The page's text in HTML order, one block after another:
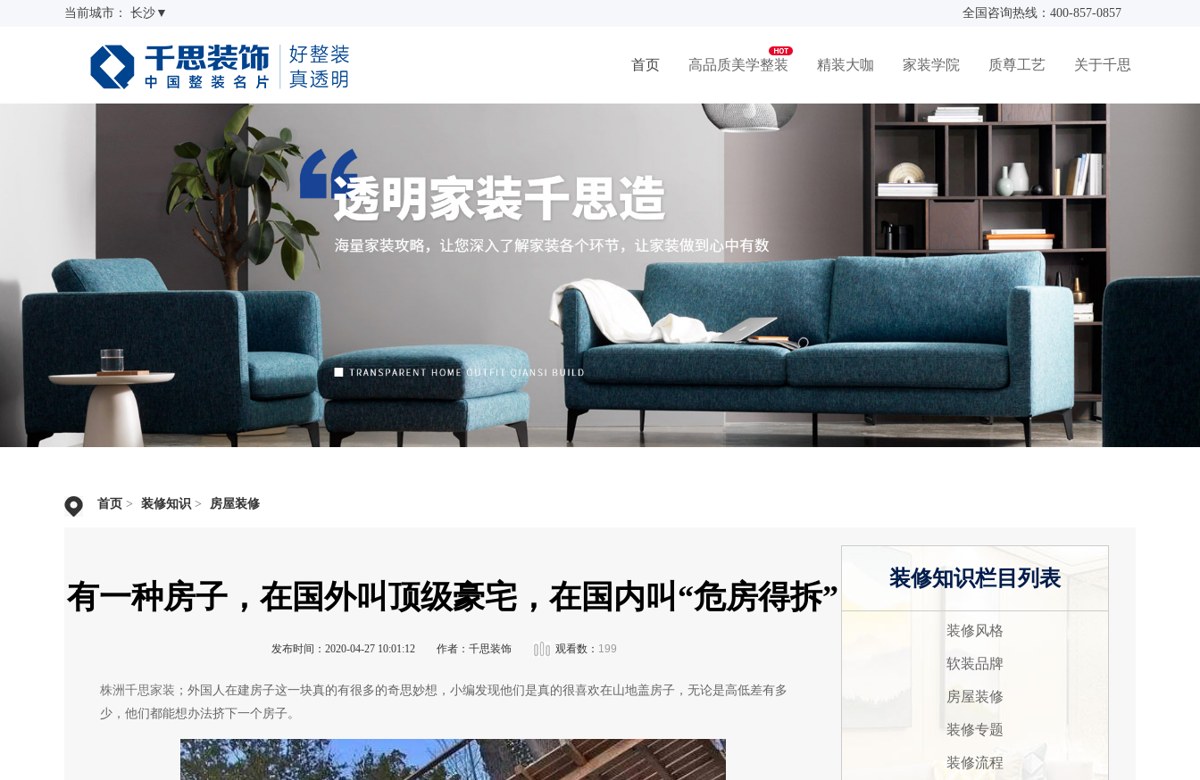
当前城市： 长沙 ▼ 全国咨询热线：400-857-0857
首页 高品质美学整装 精装大咖 家装学院 质尊工艺 关于千思
首页 > 装修知识 > 房屋装修
有一种房子，在国外叫顶级豪宅，在国内叫“危房得拆”
发布时间：2020-04-27 10:01:12 作者：千思装饰 观看数： 199
株洲千思家装 ；外国人在建房子这一块真的有很多的奇思妙想，小编发现他们是真的很喜欢在山地盖房子，无论是高低差有多
少，他们都能想办法挤下一个房子。
装修知识栏目列表
装修风格
软装品牌
房屋装修
装修专题
装修流程